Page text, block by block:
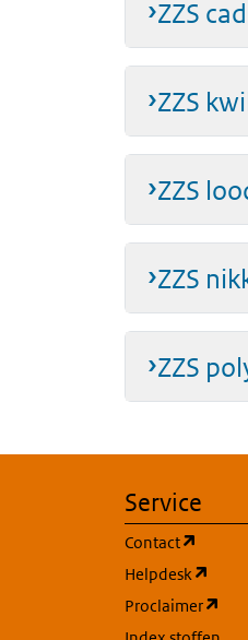
ZZS
ZZS
ZZS
ZZS
ZZS
Service
Contact
Helpdesk
Proclaimer